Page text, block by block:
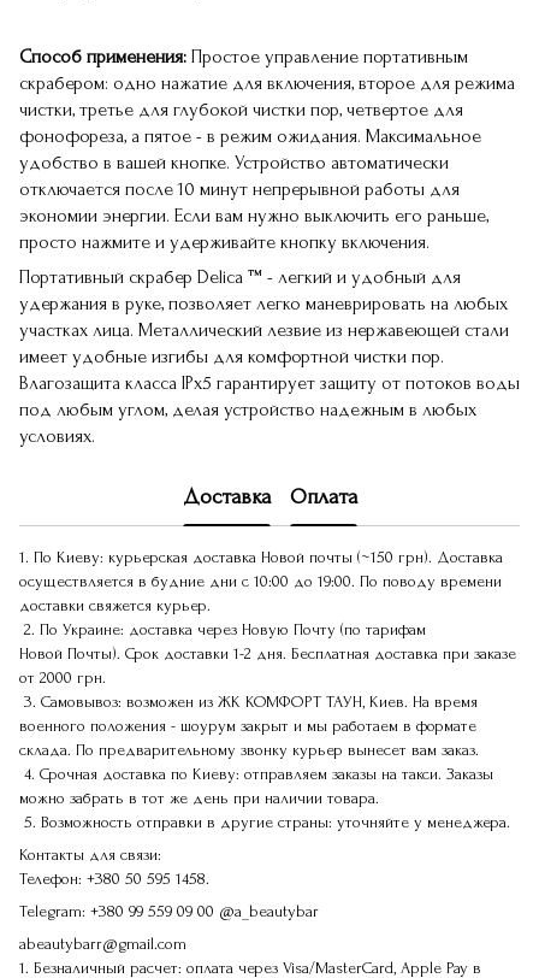
Способ применения: Простое управление портативным
скрабером: одно нажатие для включения, второе для режима
чистки, третье для глубокой чистки пор, четвертое для
фонофореза, а пятое - в режим ожидания. Максимальное
удобство в вашей кнопке. Устройство автоматически
отключается после 10 минут непрерывной работы для
экономии энергии. Если вам нужно выключить его раньше,
просто нажмите и удерживайте кнопку включения.
Портативный скрабер Delica ™ - легкий и удобный для
удержания в руке, позволяет легко маневрировать на любых
участках лица. Металлический лезвие из нержавеющей стали
имеет удобные изгибы для комфортной чистки пор.
Влагозащита класса IPx5 гарантирует защиту от потоков воды
под любым углом, делая устройство надежным в любых
условиях.
Доставка Оплата
1. По Киеву: курьерская доставка Новой почты (~150 грн). Доставка
осуществляется в будние дни с 10:00 до 19:00. По поводу времени
доставки свяжется курьер.
2. По Украине: доставка через Новую Почту (по тарифам
Новой Почты). Срок доставки 1-2 дня. Бесплатная доставка при заказе
от 2000 грн.
3. Самовывоз: возможен из ЖК КОМФОРТ ТАУН, Киев. На время
военного положения - шоурум закрыт и мы работаем в формате
склада. По предварительному звонку курьер вынесет вам заказ.
4. Срочная доставка по Киеву: отправляем заказы на такси. Заказы
можно забрать в тот же день при наличии товара.
5. Возможность отправки в другие страны: уточняйте у менеджера.
Контакты для связи:
Телефон: +380 50 595 1458.
Telegram: +380 99 559 09 00 @a_beautybar
abeautybarr@gmail.com
1. Безналичный расчет: оплата через Visa/MasterCard, Apple Pay в